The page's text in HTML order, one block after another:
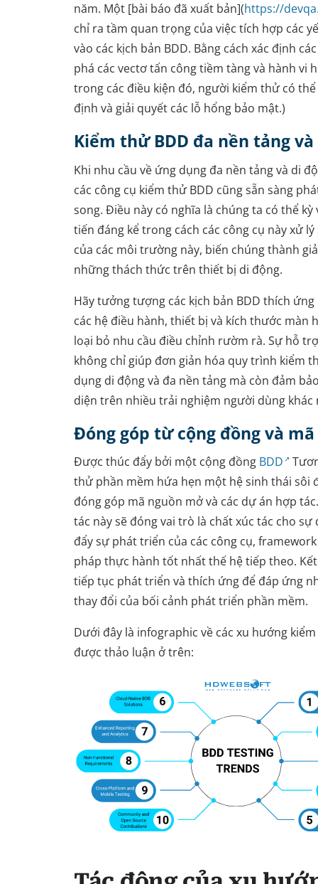
năm. Một [bài báo đã xuất bản](https://
chỉ ra tầm quan trọng của việc tích hợp các
vào các kịch bản BDD. Bằng cách xác định
phá các vectơ tấn công tiềm tàng và hành vi
trong các điều kiện đó, người kiểm thử có
định và giải quyết các lỗ hổng bảo mật.)
Kiểm thử BDD đa nền tảng
Khi nhu cầu về ứng dụng đa nền tảng và di
các công cụ kiểm thử BDD cũng sẵn sàng
song. Điều này có nghĩa là chúng ta có thể
tiến đáng kể trong cách các công cụ này xử
của các môi trường này, biến chúng thành
những thách thức trên thiết bị di động.
Hãy tưởng tượng các kịch bản BDD thích
các hệ điều hành, thiết bị và kích thước màn
loại bỏ nhu cầu điều chỉnh rườm rà. Sự hỗ
không chỉ giúp đơn giản hóa quy trình kiểm
dụng di động và đa nền tảng mà còn đảm
diện trên nhiều trải nghiệm người dùng khác
Đóng góp từ cộng đồng và
Được thúc đẩy bởi một cộng đồng BDD
thử phần mềm hứa hẹn một hệ sinh thái sôi
đóng góp mã nguồn mở và các dự án hợp
tác này sẽ đóng vai trò là chất xúc tác cho
đẩy sự phát triển của các công cụ,
pháp thực hành tốt nhất thế hệ tiếp theo. Kết
tiếp tục phát triển và thích ứng để đáp ứng
thay đổi của bối cảnh phát triển phần mềm.
Dưới đây là infographic về các xu hướng
được thảo luận ở trên: